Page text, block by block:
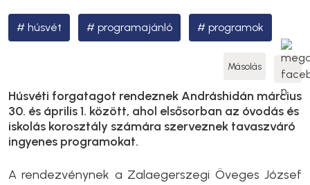
húsvét programajánló programok
Másolás
Húsvéti forgatagot rendeznek Andráshidán március
30. és április 1. között, ahol elsősorban az óvodás és
iskolás korosztály számára szerveznek tavaszváró
ingyenes programokat.
A rendezvénynek a Zalaegerszegi Öveges József